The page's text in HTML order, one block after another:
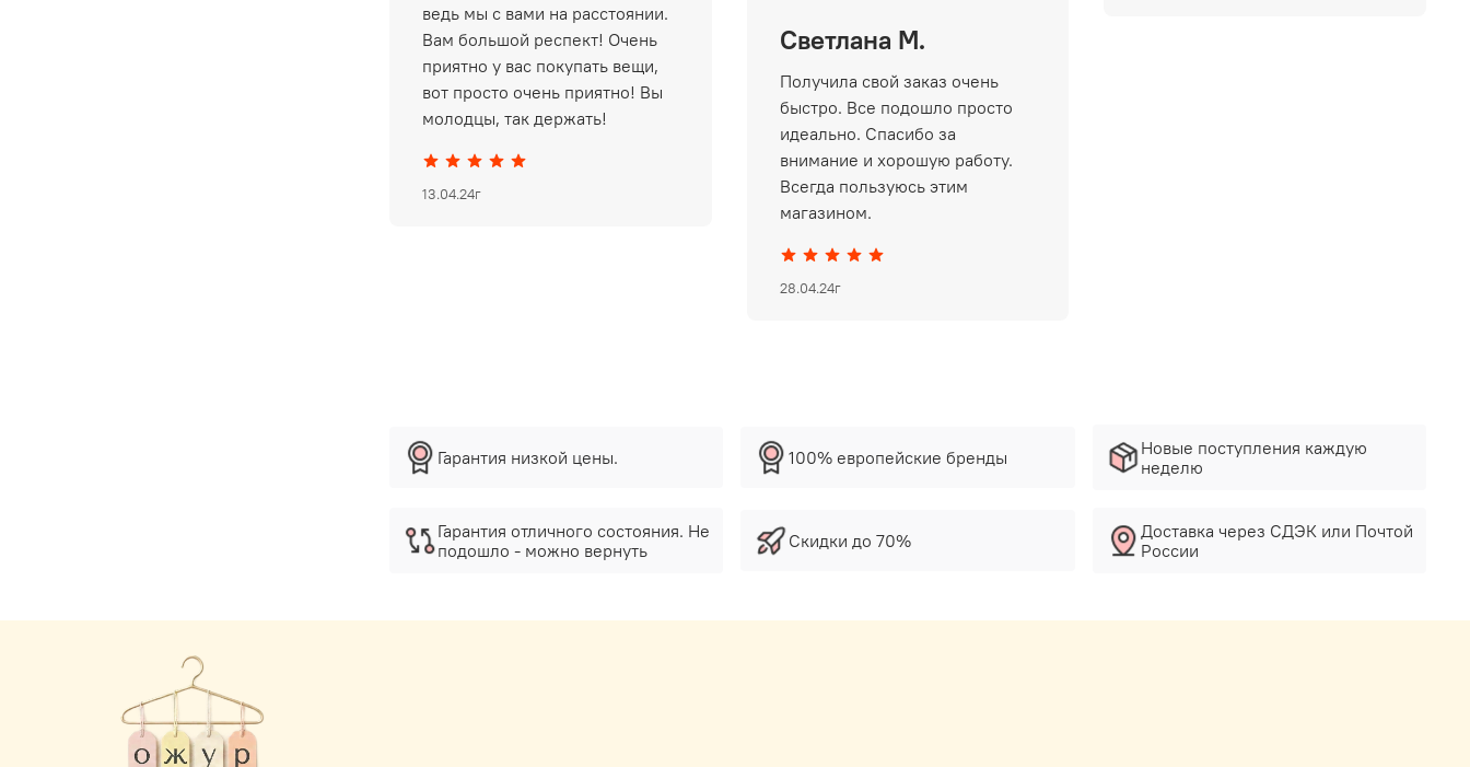
ведь мы с вами на расстоянии.
Вам большой респект! Очень
приятно у вас покупать вещи,
вот просто очень приятно! Вы
молодцы, так держать!
13.04.24г
Светлана М.
Получила свой заказ очень
быстро. Все подошло просто
идеально. Спасибо за
внимание и хорошую работу.
Всегда пользуюсь этим
магазином.
28.04.24г
Гарантия низкой цены.
Гарантия отличного состояния. Не
подошло - можно вернуть
100% европейские бренды
Скидки до 70%
Новые поступления каждую
неделю
Доставка через СДЭК или Почтой
России